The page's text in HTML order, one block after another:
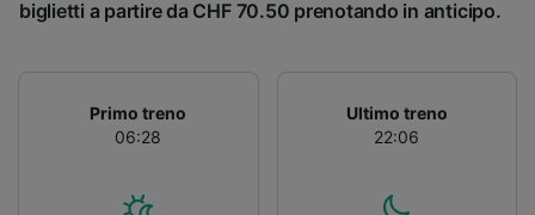
biglietti a partire da CHF 70.50 prenotando in anticipo.
Primo treno
06:28
Ultimo treno
22:06